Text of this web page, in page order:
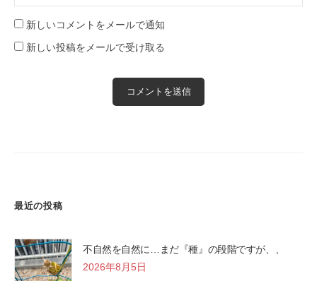
新しいコメントをメールで通知
新しい投稿をメールで受け取る
最近の投稿
不自然を自然に…まだ『種』の段階ですが、、
2026年8月5日